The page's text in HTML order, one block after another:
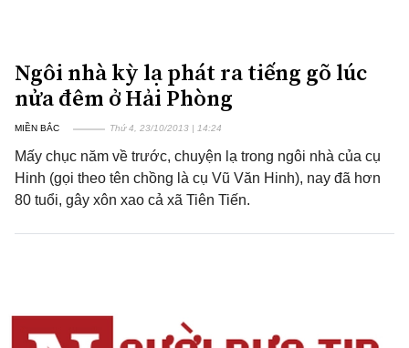
Ngôi nhà kỳ lạ phát ra tiếng gõ lúc
nửa đêm ở Hải Phòng
MIỀN BẮC Thứ 4, 23/10/2013 | 14:24
Mấy chục năm về trước, chuyện lạ trong ngôi nhà của cụ
Hinh (gọi theo tên chồng là cụ Vũ Văn Hinh), nay đã hơn
80 tuổi, gây xôn xao cả xã Tiên Tiến.